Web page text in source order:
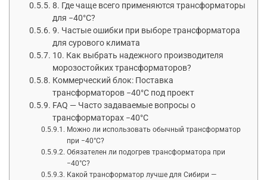
8. Где чаще всего применяются трансформаторы
для −40°C?
9. Частые ошибки при выборе трансформатора
для сурового климата
10. Как выбрать надежного производителя
морозостойких трансформаторов?
Коммерческий блок: Поставка
трансформаторов −40°C под проект
FAQ — Часто задаваемые вопросы о
трансформаторах −40°C
Можно ли использовать обычный трансформатор
при −40°C?
Обязателен ли подогрев трансформатора при
−40°C?
Какой трансформатор лучше для Сибири —